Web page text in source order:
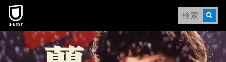
本文へスキップ